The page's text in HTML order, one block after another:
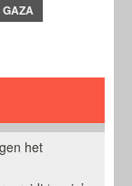
GAZA
het